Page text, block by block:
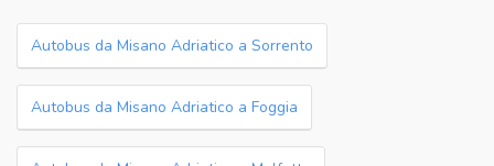
Autobus da Misano Adriatico a Sorrento
Autobus da Misano Adriatico a Foggia